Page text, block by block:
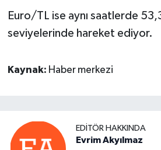
Euro/TL ise aynı saatlerde
seviyelerinde hareket ediyor.
Kaynak: Haber merkezi
EDITÖR HAKKINDA
Evrim Akyılmaz